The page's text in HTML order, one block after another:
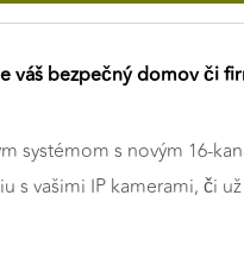
váš bezpečný domov či
systémom s novým 16-
vašimi IP kamerami, či